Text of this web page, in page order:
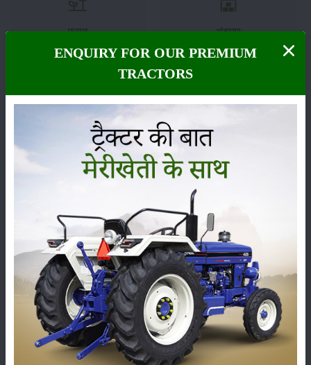
फसल भंडारण
सम्पादकीय अन्य
लाड़ली बहना योजना की 36वीं किस्त जारी, करोड़ों महिलाओं के
खातों में पहुंचे 1500 रुपये
16-May-2026
ENQUIRY FOR OUR PREMIUM
TRACTORS